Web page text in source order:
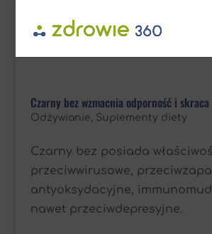
Czarny bez wzmacnia odporność i
Odżywianie, Suplementy diety
Czarny bez posiada
przeciwwirusowe,
antyoksydacyjne,
nawet przeciwdepresyjne.